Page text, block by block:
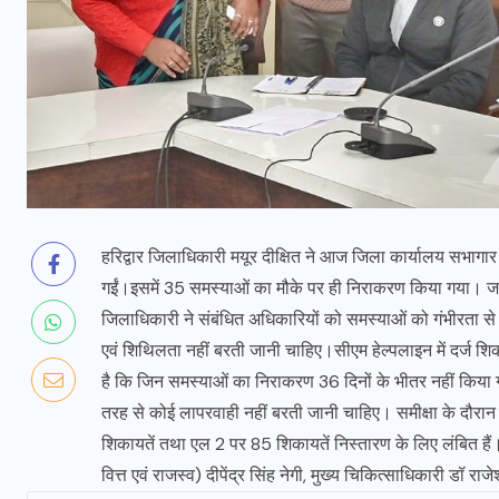
हरिद्वार जिलाधिकारी मयूर दीक्षित ने आज जिला कार्यालय
गईं।इसमें 35 समस्याओं का मौके पर ही निराकरण किया गया।
जिलाधिकारी ने संबंधित अधिकारियों को समस्याओं को
एवं शिथिलता नहीं बरती जानी चाहिए।सीएम हेल्पलाइन में दर्ज
है कि जिन समस्याओं का निराकरण 36 दिनों के भीतर नहीं किया
तरह से कोई लापरवाही नहीं बरती जानी चाहिए। समीक्षा के
शिकायतें तथा एल 2 पर 85 शिकायतें निस्तारण के लिए लंबित
वित्त एवं राजस्व) दीपेंद्र सिंह नेगी, मुख्य चिकित्साधिकारी डॉ